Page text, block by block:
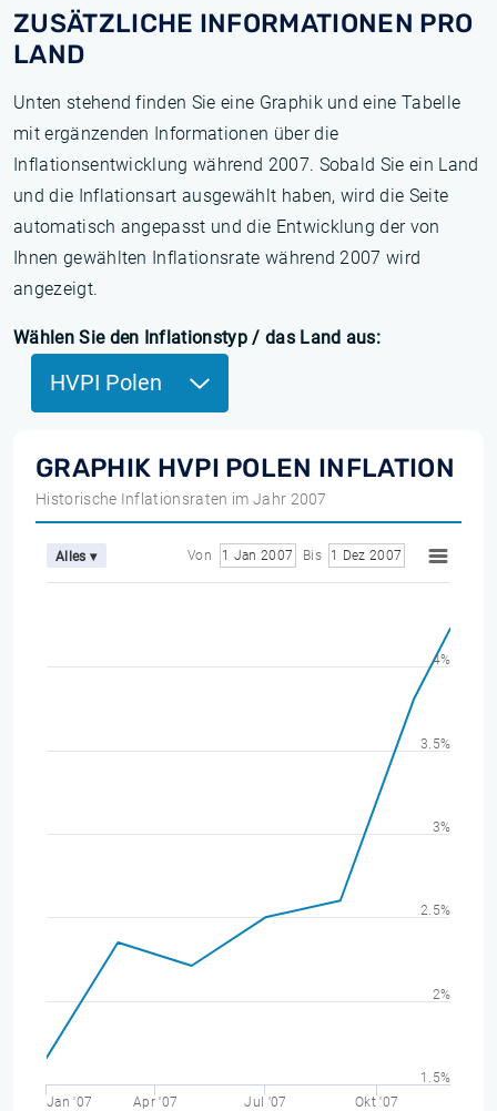
ZUSÄTZLICHE INFORMATIONEN PRO
LAND
Unten stehend finden Sie eine Graphik und eine Tabelle
mit ergänzenden Informationen über die
Inflationsentwicklung während 2007. Sobald Sie ein Land
und die Inflationsart ausgewählt haben, wird die Seite
automatisch angepasst und die Entwicklung der von
Ihnen gewählten Inflationsrate während 2007 wird
angezeigt.
Wählen Sie den Inflationstyp / das Land aus:
HVPI Polen
GRAPHIK HVPI POLEN INFLATION
Historische Inflationsraten im Jahr 2007
Alles ▾ Von 1 Jan 2007 Bis 1 Dez 2007
Jan '07 Apr '07 Jul '07 Okt '07
1.5%
2%
2.5%
3%
3.5%
4%